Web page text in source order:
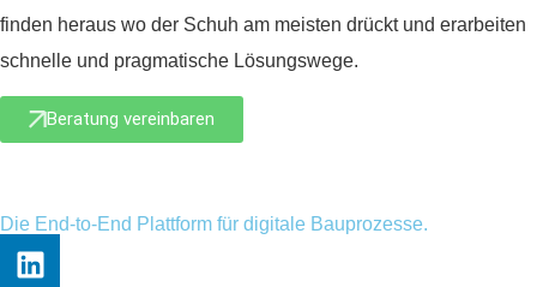
finden heraus wo der Schuh am meisten drückt und erarbeiten
schnelle und pragmatische Lösungswege.
Beratung vereinbaren
Die End-to-End Plattform für digitale Bauprozesse.